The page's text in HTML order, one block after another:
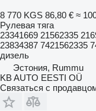
8 770 KGS 86,80 € ≈
Рулевая тяга
23341669 21562335
23834387 7421562335
дизель
Эстония, Rummu
KB AUTO EESTI OÜ
Связаться с